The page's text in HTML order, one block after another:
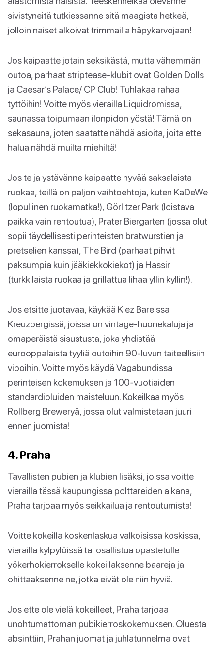
sivistyneitä tutkiessanne sitä maagista hetkeä,
jolloin naiset alkoivat trimmailla häpykarvojaan!
Jos kaipaatte jotain seksikästä, mutta vähemmän
outoa, parhaat striptease-klubit ovat Golden Dolls
ja Caesar’s Palace/ CP Club! Tuhlakaa rahaa
tyttöihin! Voitte myös vierailla Liquidromissa,
saunassa toipumaan ilonpidon yöstä! Tämä on
sekasauna, joten saatatte nähdä asioita, joita ette
halua nähdä muilta miehiltä!
Jos te ja ystävänne kaipaatte hyvää saksalaista
ruokaa, teillä on paljon vaihtoehtoja, kuten KaDeWe
(lopullinen ruokamatka!), Görlitzer Park (loistava
paikka vain rentoutua), Prater Biergarten (jossa olut
sopii täydellisesti perinteisten bratwurstien ja
pretselien kanssa), The Bird (parhaat pihvit
paksumpia kuin jääkiekkokiekot) ja Hassir
(turkkilaista ruokaa ja grillattua lihaa yllin kyllin!).
Jos etsitte juotavaa, käykää Kiez Bareissa
Kreuzbergissä, joissa on vintage-huonekaluja ja
omaperäistä sisustusta, joka yhdistää
eurooppalaista tyyliä outoihin 90-luvun taiteellisiin
viboihin. Voitte myös käydä Vagabundissa
perinteisen kokemuksen ja 100-vuotiaiden
standardioluiden maisteluun. Kokeilkaa myös
Rollberg Breweryä, jossa olut valmistetaan juuri
ennen juomista!
4. Praha
Tavallisten pubien ja klubien lisäksi, joissa voitte
vierailla tässä kaupungissa polttareiden aikana,
Praha tarjoaa myös seikkailua ja rentoutumista!
Voitte kokeilla koskenlaskua valkoisissa koskissa,
vierailla kylpylöissä tai osallistua opastetulle
yökerhokierrokselle kokeillaksenne baareja ja
ohittaaksenne ne, jotka eivät ole niin hyviä.
Jos ette ole vielä kokeilleet, Praha tarjoaa
unohtumattoman pubikierroskokemuksen. Oluesta
absinttiin, Prahan juomat ja juhlatunnelma ovat